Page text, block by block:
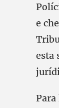
e
esta